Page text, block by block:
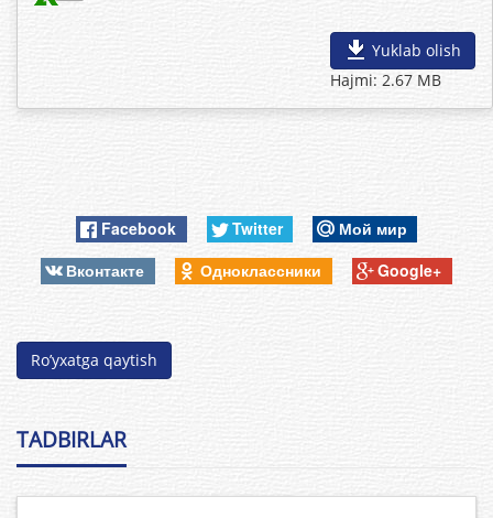
Yuklab olish
Hajmi: 2.67 MB
Facebook Twitter
Мой мир
Вконтакте
Одноклассники Google+
Ro’yxatga qaytish
TADBIRLAR